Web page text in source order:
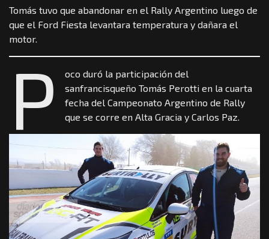
Tomás tuvo que abandonar en el Rally Argentino luego de
que el Ford Fiesta levantara temperatura y dañara el
motor.
P
oco duró la participación del
sanfrancisqueño Tomás Perotti en la cuarta
fecha del Campeonato Argentino de Rally
que se corre en Alta Gracia y Carlos Paz.